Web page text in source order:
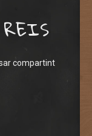
REIS
compartint